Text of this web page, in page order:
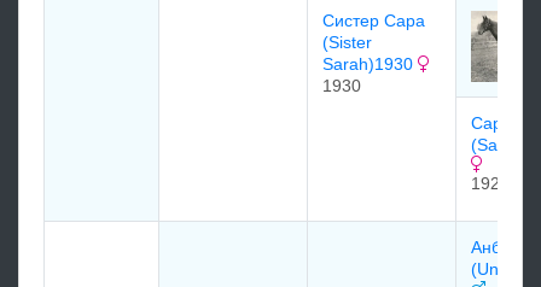
Сиcтeр Сaрa
(Sister
Sarah)1930
1930
Cарита
(Sarita)
1924